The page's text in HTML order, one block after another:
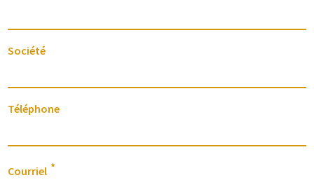
Société
Téléphone
Courriel